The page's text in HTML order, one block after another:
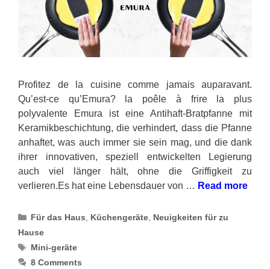
Profitez de la cuisine comme jamais auparavant.
Qu’est-ce qu’Emura? la poêle à frire la plus
polyvalente Emura ist eine Antihaft-Bratpfanne mit
Keramikbeschichtung, die verhindert, dass die Pfanne
anhaftet, was auch immer sie sein mag, und die dank
ihrer innovativen, speziell entwickelten Legierung
auch viel länger hält, ohne die Griffigkeit zu
verlieren.Es hat eine Lebensdauer von … Read more
Categories
Für das Haus Küchengeräte Neuigkeiten für zu
Hause
Tags
Mini-geräte
8 Comments